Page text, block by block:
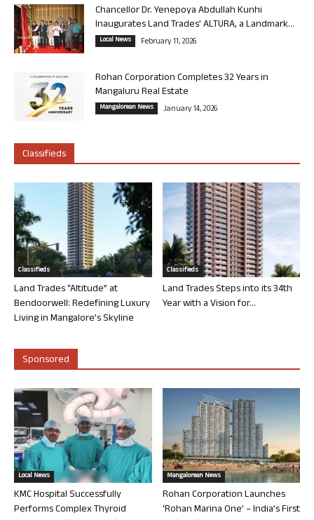
Chancellor Dr. Yenepoya Abdullah Kunhi
Inaugurates Land Trades’ ALTURA, a Landmark...
Local News February 11, 2026
Rohan Corporation Completes 32 Years in
Mangaluru Real Estate
Mangalorean News January 14, 2026
Classifieds
Classifieds
Land Trades “Altitude” at
Bendoorwell: Redefining Luxury
Living in Mangalore’s Skyline
Classifieds
Land Trades Steps into its 34th
Year with a Vision for...
Sponsored
Local News
KMC Hospital Successfully
Performs Complex Thyroid
Mangalorean News
Rohan Corporation Launches
‘Rohan Marina One’ – India’s First